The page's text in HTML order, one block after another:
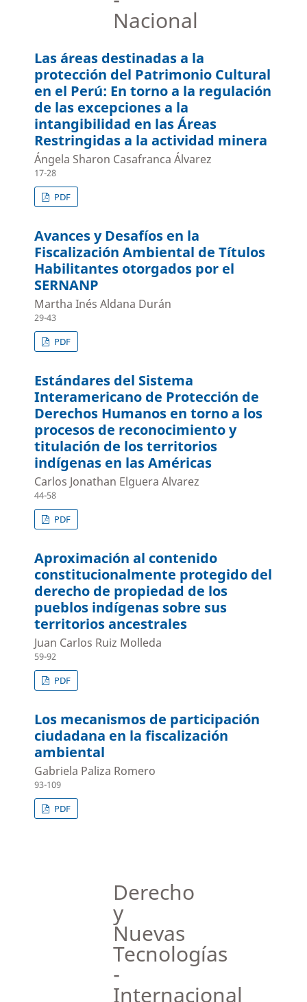
Nacional
Las áreas destinadas a la
protección del Patrimonio Cultural
en el Perú: En torno a la regulación
de las excepciones a la
intangibilidad en las Áreas
Restringidas a la actividad minera
Ángela Sharon Casafranca Álvarez
17-28
PDF
Avances y Desafíos en la
Fiscalización Ambiental de Títulos
Habilitantes otorgados por el
SERNANP
Martha Inés Aldana Durán
29-43
PDF
Estándares del Sistema
Interamericano de Protección de
Derechos Humanos en torno a los
procesos de reconocimiento y
titulación de los territorios
indígenas en las Américas
Carlos Jonathan Elguera Alvarez
44-58
PDF
Aproximación al contenido
constitucionalmente protegido del
derecho de propiedad de los
pueblos indígenas sobre sus
territorios ancestrales
Juan Carlos Ruiz Molleda
59-92
PDF
Los mecanismos de participación
ciudadana en la fiscalización
ambiental
Gabriela Paliza Romero
93-109
PDF
Derecho
y
Nuevas
Tecnologías
-
Internacional